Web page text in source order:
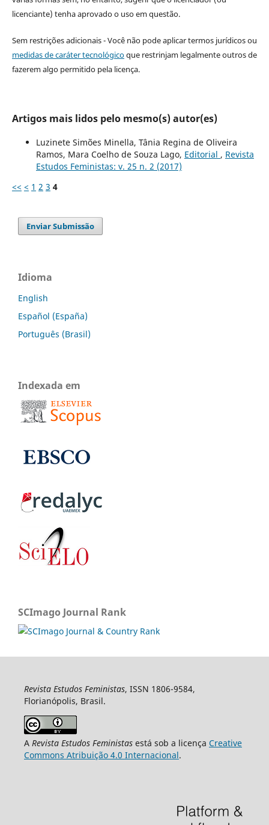
licenciante) tenha aprovado o uso em questão.
Sem restrições adicionais - Você não pode aplicar termos jurídicos ou
medidas de caráter tecnológicoque restrinjam legalmente outros de
fazerem algo permitido pela licença.
Artigos mais lidos pelo mesmo(s) autor(es)
Luzinete Simões Minella, Tânia Regina de Oliveira
Ramos, Mara Coelho de Souza Lago, Editorial , Revista
Estudos Feministas: v. 25 n. 2 (2017)
<< < 1 2 3 4
Enviar Submissão
Idioma
English
Español (España)
Português (Brasil)
Indexada em
SCImago Journal Rank
Revista Estudos Feministas, ISSN 1806-9584,
Florianópolis, Brasil.
A Revista Estudos Feministasestá sob a licença Creative
Commons Atribuição 4.0 Internacional.